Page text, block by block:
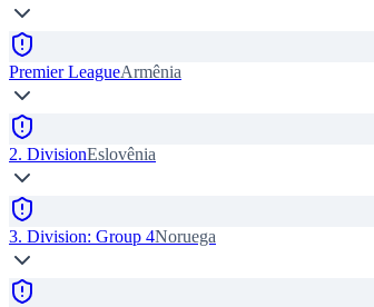
Premier LeagueArmênia
2. DivisionEslovênia
3. Division: Group 4Noruega